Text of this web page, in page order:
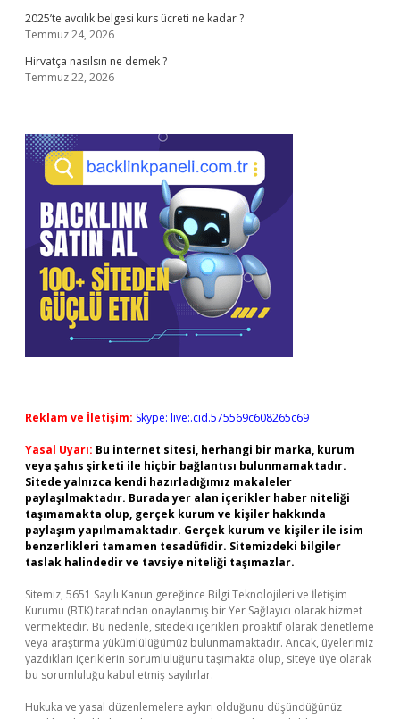
2025’te avcılık belgesi kurs ücreti ne kadar ?
Temmuz 24, 2026
Hirvatça nasılsın ne demek ?
Temmuz 22, 2026
Reklam ve İletişim: Skype: live:.cid.575569c608265c69
Yasal Uyarı: Bu internet sitesi, herhangi bir marka, kurum
veya şahıs şirketi ile hiçbir bağlantısı bulunmamaktadır.
Sitede yalnızca kendi hazırladığımız makaleler
paylaşılmaktadır. Burada yer alan içerikler haber niteliği
taşımamakta olup, gerçek kurum ve kişiler hakkında
paylaşım yapılmamaktadır. Gerçek kurum ve kişiler ile isim
benzerlikleri tamamen tesadüfidir. Sitemizdeki bilgiler
taslak halindedir ve tavsiye niteliği taşımazlar.
Sitemiz, 5651 Sayılı Kanun gereğince Bilgi Teknolojileri ve İletişim
Kurumu (BTK) tarafından onaylanmış bir Yer Sağlayıcı olarak hizmet
vermektedir. Bu nedenle, sitedeki içerikleri proaktif olarak denetleme
veya araştırma yükümlülüğümüz bulunmamaktadır. Ancak, üyelerimiz
yazdıkları içeriklerin sorumluluğunu taşımakta olup, siteye üye olarak
bu sorumluluğu kabul etmiş sayılırlar.
Hukuka ve yasal düzenlemelere aykırı olduğunu düşündüğünüz